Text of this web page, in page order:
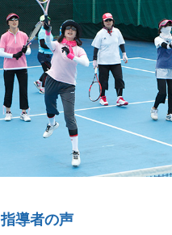
指導者の声